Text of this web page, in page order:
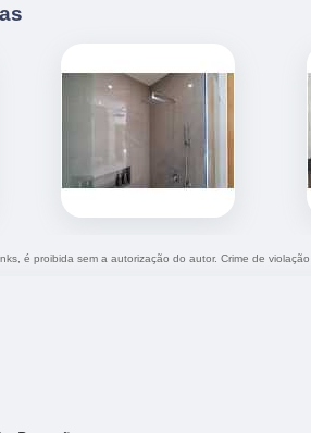
é proibida sem a autorização do autor. Crime de